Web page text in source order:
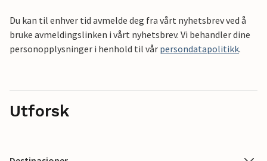
Du kan til enhver tid avmelde deg fra vårt nyhetsbrev ved å
bruke avmeldingslinken i vårt nyhetsbrev. Vi behandler dine
personopplysninger i henhold til vår persondatapolitikk.
Utforsk